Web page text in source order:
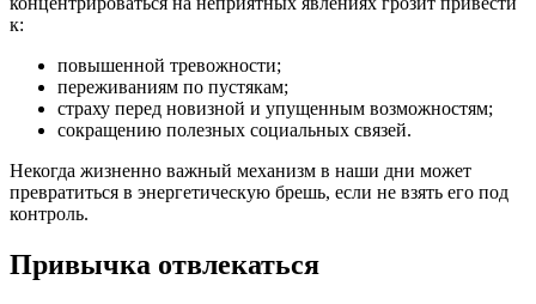
к:
повышенной тревожности;
переживаниям по пустякам;
страху перед новизной и упущенным возможностям;
сокращению полезных социальных связей.
Некогда жизненно важный механизм в наши дни может
превратиться в энергетическую брешь, если не взять его под
контроль.
Привычка отвлекаться